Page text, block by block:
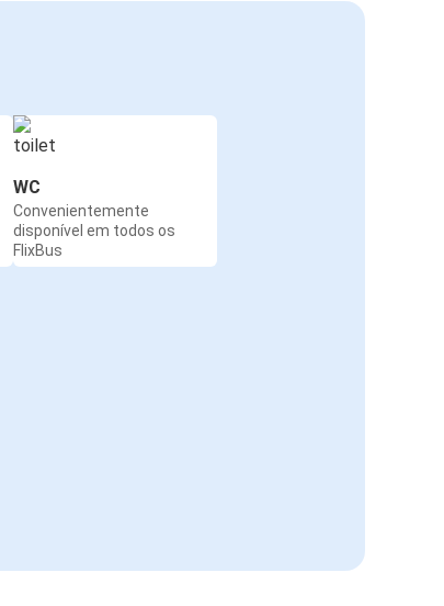
WC
Convenientemente
disponível em todos os
FlixBus